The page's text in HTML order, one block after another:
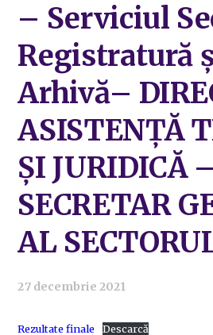
– Serviciul
Registratură
Arhivă–
ASISTENȚĂ
ȘI JURIDICĂ –
SECRETAR
AL
27 decembrie 2021
Rezultate finale Descarcă